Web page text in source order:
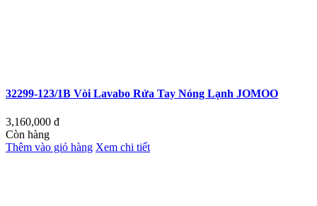
32299-123/1B Vòi Lavabo Rửa Tay Nóng Lạnh JOMOO
3,160,000 đ
Còn hàng
Thêm vào giỏ hàng Xem chi tiết